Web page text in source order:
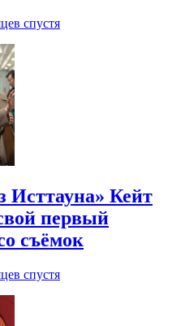
спустя
Исттауна» Кейт
первый
съёмок
спустя